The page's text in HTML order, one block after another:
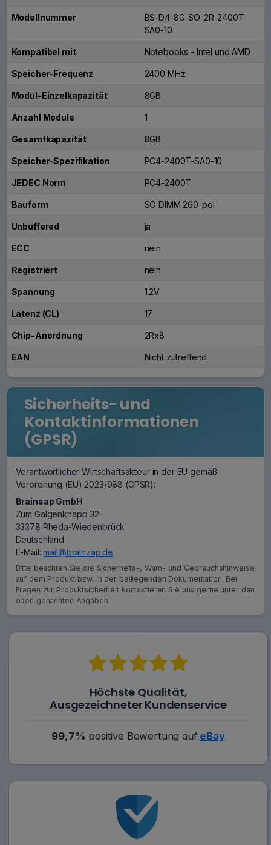
Modellnummer
BS-D4-8G-SO-2R-2400T-
SA0-10
Kompatibel mit Notebooks - Intel und AMD
Speicher-Frequenz 2400 MHz
Modul-Einzelkapazität 8GB
Anzahl Module 1
Gesamtkapazität 8GB
Speicher-Spezifikation PC4-2400T-SA0-10
JEDEC Norm PC4-2400T
Bauform SO DIMM 260-pol.
Unbuffered ja
ECC nein
Registriert nein
Spannung 1.2V
Latenz (CL) 17
Chip-Anordnung 2Rx8
EAN Nicht zutreffend
Sicherheits- und
Kontaktinformationen
(GPSR)
Verantwortlicher Wirtschaftsakteur in der EU gemäß
Verordnung (EU) 2023/988 (GPSR):
Brainsap GmbH
Zum Galgenknapp 32
33378 Rheda-Wiedenbrück
Deutschland
E-Mail:mail@brainzap.de
Bitte beachten Sie die Sicherheits-, Warn- und Gebrauchshinweise
auf dem Produkt bzw. in der beiliegenden Dokumentation. Bei
Fragen zur Produktsicherheit kontaktieren Sie uns gerne unter den
oben genannten Angaben.
Höchste Qualität,
Ausgezeichneter Kundenservice
99,7% positive Bewertung auf eBay